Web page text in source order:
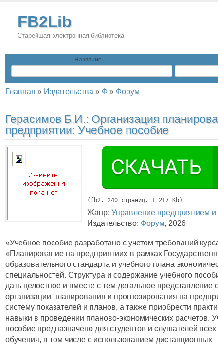
FB2Lib
Старейшая электронная библиотека
Название
Главная » Издательства » Ф » Форум
Герасимов Б.И.: Организация
предприятии: Учебное пособие
( fb2, 240 страниц, 1 217 Kb)
Жанр: Управление предприятием
Издательство: Форум, 2026
«Учебное пособие разработано с учетом требований
«Планирование на предприятии» в рамках
образовательного стандарта и учебного плана
специальностей. Структура и содержание учебного
дать целостное и вместе с тем детальное представление
организации планирования и прогнозирования на
систему показателей и планов, а также приобрести
навыки в проведении планово-экономических расчетов.
пособие предназначено для студентов и слушателей
обучения, в том числе с использованием дистанционных